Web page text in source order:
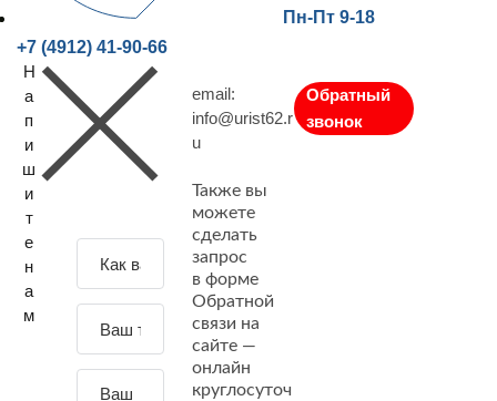
+7 (4912) 41-90-66
Пн-Пт 9-18
Н
а
п
и
ш
и
т
е
н
а
м
email:
info@urist62.r
u
Также вы
можете
сделать
запрос
в форме
Обратной
связи на
сайте —
онлайн
круглосуточ
Обратный
звонок